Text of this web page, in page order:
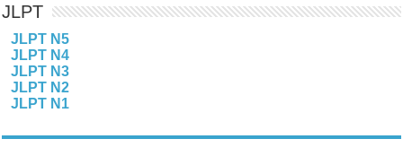
JLPT
JLPT N5
JLPT N4
JLPT N3
JLPT N2
JLPT N1